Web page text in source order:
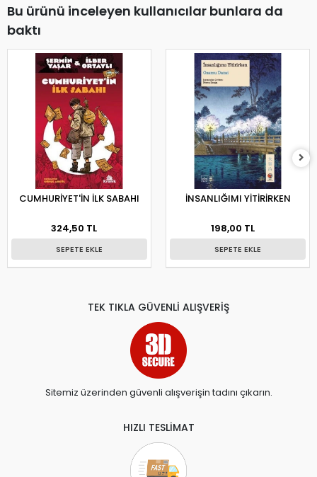
Bu ürünü inceleyen kullanıcılar bunlara da
baktı
CUMHURİYET'İN İLK SABAHI
324,50 TL
SEPETE EKLE
İNSANLIĞIMI YİTİRİRKEN
198,00 TL
SEPETE EKLE
TEK TIKLA GÜVENLİ ALIŞVERİŞ
Sitemiz üzerinden güvenli alışverişin tadını çıkarın.
HIZLI TESLİMAT